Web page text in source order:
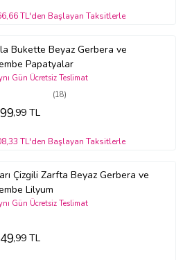
TL'den Başlayan Taksitlerle
Bukette Beyaz Gerbera ve
Papatyalar
(18)
Gün Ücretsiz Teslimat
,99 TL
TL'den Başlayan Taksitlerle
Çizgili Zarfta Beyaz Gerbera ve
Lilyum
Gün Ücretsiz Teslimat
,99 TL